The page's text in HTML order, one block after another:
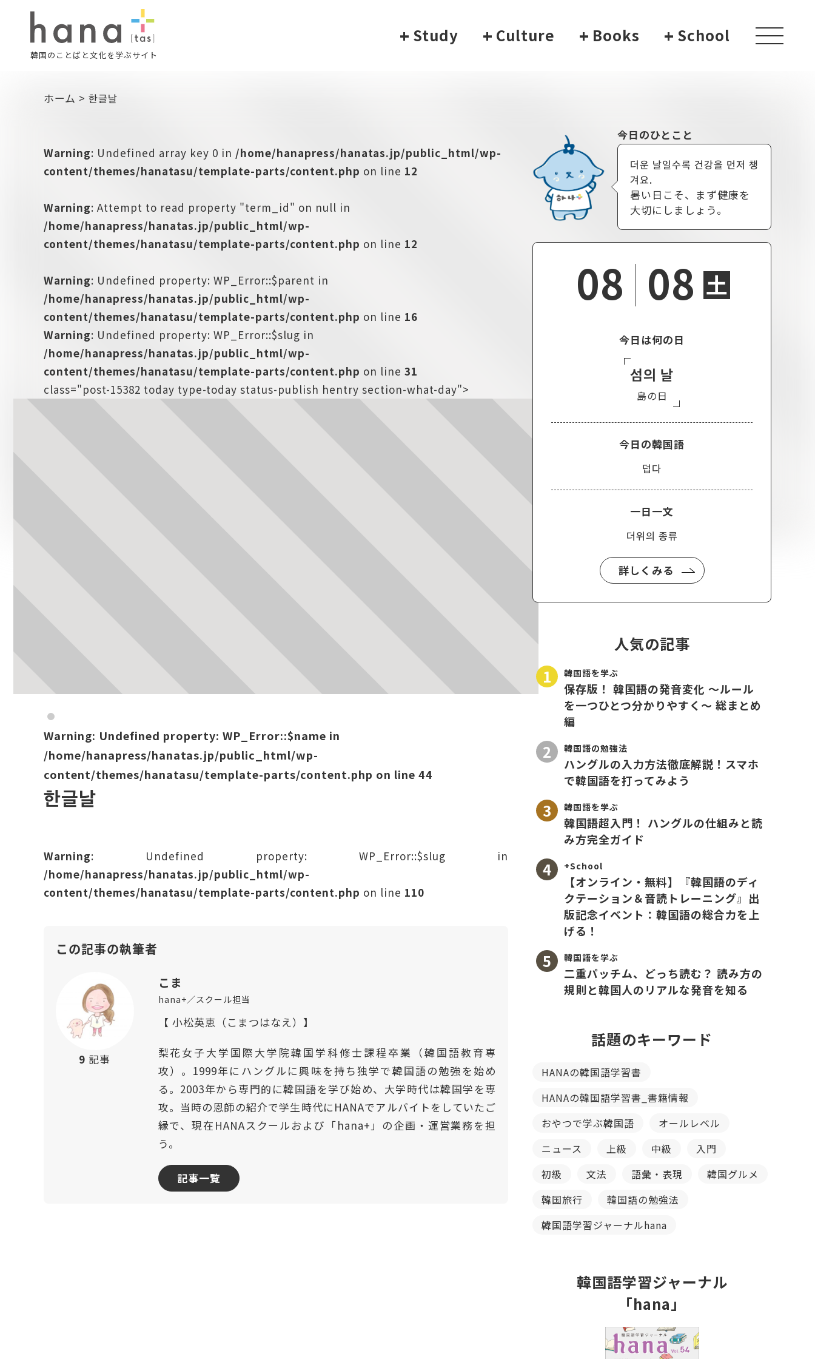
韓国のことばと文化を学ぶサイト
+ Study + Culture + Books + School
toggle
ホーム > 한글날
Warning: Undefined array key 0 in /home/hanapress/hanatas.jp/public_html/wp-
content/themes/hanatasu/template-parts/content.php on line 12
Warning: Attempt to read property "term_id" on null in
/home/hanapress/hanatas.jp/public_html/wp-
content/themes/hanatasu/template-parts/content.php on line 12
Warning: Undefined property: WP_Error::$parent in
/home/hanapress/hanatas.jp/public_html/wp-
content/themes/hanatasu/template-parts/content.php on line 16
Warning: Undefined property: WP_Error::$slug in
/home/hanapress/hanatas.jp/public_html/wp-
content/themes/hanatasu/template-parts/content.php on line 31
class="post-15382 today type-today status-publish hentry section-what-day">
Warning: Undefined property: WP_Error::$name in
/home/hanapress/hanatas.jp/public_html/wp-
content/themes/hanatasu/template-parts/content.php on line 44
한글날
Warning: Undefined property: WP_Error::$slug in
/home/hanapress/hanatas.jp/public_html/wp-
content/themes/hanatasu/template-parts/content.php on line 110
この記事の執筆者
9 記事
こま
hana+／スクール担当
【 小松英恵（こまつはなえ）】
梨花女子大学国際大学院韓国学科修士課程卒業（韓国語教育専
攻）。1999年にハングルに興味を持ち独学で韓国語の勉強を始め
る。2003年から専門的に韓国語を学び始め、大学時代は韓国学を専
攻。当時の恩師の紹介で学生時代にHANAでアルバイトをしていたご
縁で、現在HANAスクールおよび「hana+」の企画・運営業務を担
う。
記事一覧
今日のひとこと
더운 날일수록 건강을 먼저 챙
겨요.
暑い日こそ、まず健康を
大切にしましょう。
08 08 土
今日は何の日
섬의 날
島の日
今日の韓国語
덥다
一日一文
더위의 종류
詳しくみる
人気の記事
韓国語を学ぶ
保存版！ 韓国語の発音変化 〜ルール
を一つひとつ分かりやすく〜 総まとめ
編
韓国語の勉強法
ハングルの入力方法徹底解説！スマホ
で韓国語を打ってみよう
韓国語を学ぶ
韓国語超入門！ ハングルの仕組みと読
み方完全ガイド
+School
【オンライン・無料】『韓国語のディ
クテーション＆音読トレーニング』出
版記念イベント：韓国語の総合力を上
げる！
韓国語を学ぶ
二重パッチム、どっち読む？ 読み方の
規則と韓国人のリアルな発音を知る
話題のキーワード
HANAの韓国語学習書
HANAの韓国語学習書_書籍情報
おやつで学ぶ韓国語
オールレベル
ニュース
上級 中級
入門
初級
文法 語彙・表現
韓国グルメ
韓国旅行
韓国語の勉強法
韓国語学習ジャーナルhana
韓国語学習ジャーナル
「hana」